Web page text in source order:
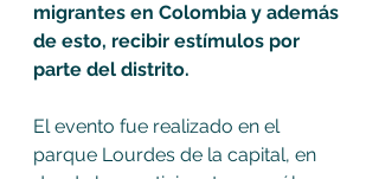
migrantes en Colombia y además
de esto, recibir estímulos por
parte del distrito.
El evento fue realizado en el
parque Lourdes de la capital, en